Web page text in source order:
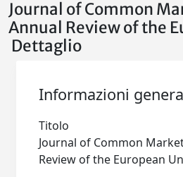
Journal of Common
Annual Review of the
Dettaglio
Informazioni
Titolo
Journal of Common